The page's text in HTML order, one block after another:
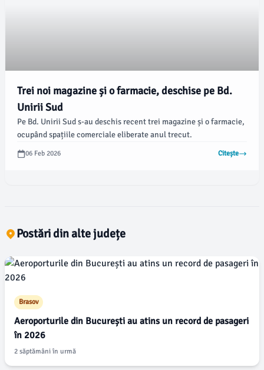
Trei noi magazine și o farmacie, deschise pe Bd.
Unirii Sud
Pe Bd. Unirii Sud s-au deschis recent trei magazine și o farmacie,
ocupând spațiile comerciale eliberate anul trecut.
06 Feb 2026 Citește
Postări din alte județe
Brasov
Aeroporturile din București au atins un record de pasageri
în 2026
2 săptămâni în urmă